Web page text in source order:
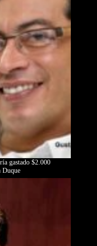
gastado $2.000
Duque